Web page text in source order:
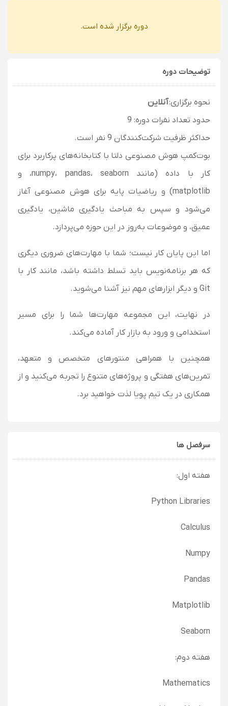
دوره برگزار شده است.
توضیحات دوره
نحوه برگزاری:آنلاین
حدود تعداد نفرات دوره: 9
حداکثر ظرفیت شرکت‌کنندگان 9 نفر است.
بوت‌کمپ هوش مصنوعی دلتا با کتابخانه‌های پرکاربرد برای
کار با داده (مانند numpy، pandas، seaborn، و
matplotlib) و ریاضیات پایه برای هوش مصنوعی آغاز
می‌شود و سپس به مباحث یادگیری ماشین، یادگیری
عمیق، و موضوعات به‌روز در این حوزه می‌پردازد.
اما این پایان کار نیست؛ شما با مهارت‌های ضروری دیگری
که هر برنامه‌نویس باید تسلط داشته باشد، مانند کار با
Git و دیگر ابزارهای مهم نیز آشنا می‌شوید.
در نهایت، این مجموعه مهارت‌ها شما را برای مسیر
استخدامی و ورود به بازار کار آماده می‌کند.
همچنین با همراهی منتورهای متخصص و متعهد،
تمرین‌های هفتگی و پروژه‌های متنوع را تجربه می‌کنید و از
همکاری در یک تیم پویا لذت خواهید برد.
سرفصل ها
هفته اول:
Python Libraries
Calculus
Numpy
Pandas
Matplotlib
Seaborn
هفته دوم:
Mathematics